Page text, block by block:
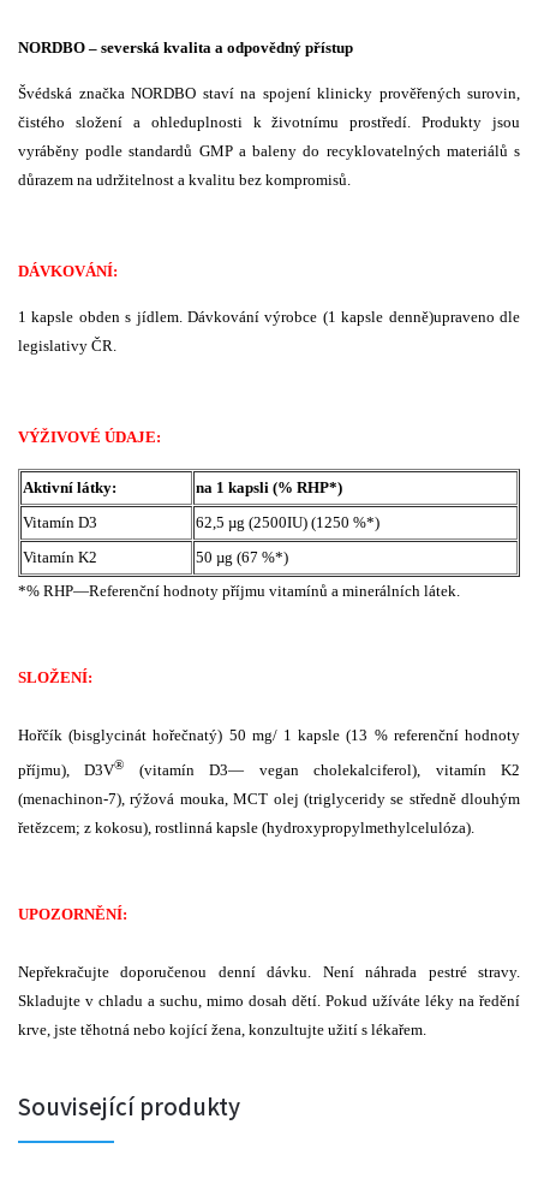
NORDBO – severská kvalita a odpovědný přístup
Švédská značka NORDBO staví na spojení klinicky prověřených surovin,
čistého složení a ohleduplnosti k životnímu prostředí. Produkty jsou
vyráběny podle standardů GMP a baleny do recyklovatelných materiálů s
důrazem na udržitelnost a kvalitu bez kompromisů.
DÁVKOVÁNÍ:
1 kapsle obden s jídlem. Dávkování výrobce (1 kapsle denně)upraveno dle
legislativy ČR.
VÝŽIVOVÉ ÚDAJE:
Aktivní látky:
na 1 kapsli (% RHP*)
Vitamín D3
62,5 µg (2500IU) (1250 %*)
Vitamín K2
50 µg (67 %*)
*% RHP—Referenční hodnoty příjmu vitamínů a minerálních látek.
SLOŽENÍ:
Hořčík (bisglycinát hořečnatý) 50 mg/ 1 kapsle (13 % referenční hodnoty
příjmu), D3V®
(vitamín D3— vegan cholekalciferol), vitamín K2
(menachinon-7), rýžová mouka, MCT olej (triglyceridy se středně dlouhým
řetězcem; z kokosu), rostlinná kapsle (hydroxypropylmethylcelulóza).
UPOZORNĚNÍ:
Nepřekračujte doporučenou denní dávku. Není náhrada pestré stravy.
Skladujte v chladu a suchu, mimo dosah dětí. Pokud užíváte léky na ředění
krve, jste těhotná nebo kojící žena, konzultujte užití s lékařem.
Související produkty